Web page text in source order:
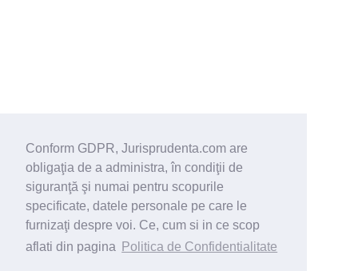
Conform GDPR, Jurisprudenta.com are
obligaţia de a administra, în condiţii de
siguranţă şi numai pentru scopurile
specificate, datele personale pe care le
furnizaţi despre voi. Ce, cum si in ce scop
aflati din pagina
Politica de Confidentialitate